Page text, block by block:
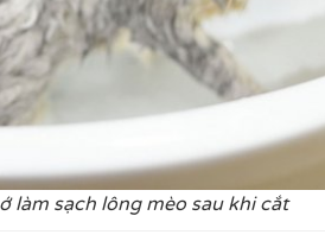
làm sạch lông mèo sau khi cắt